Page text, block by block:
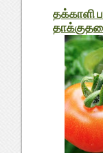
தக்காளி